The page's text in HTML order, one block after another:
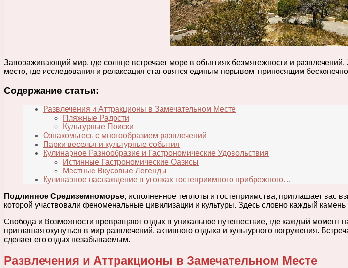
Завораживающий мир, где солнце встречает море в объятиях безмятежности и
место, где исследования и релаксация становятся единым порывом, приносящим
Содержание статьи:
Развлечения и Аттракционы в Замечательном Месте
Пляжные Радости
Культурные Поиски
Ознакомьтесь с многообразием развлечений
Парки веселья и культурные события
Кулинарное Разнообразие и Гастрономические Удовольствия
Истинные Гастрономические Оазисы
Местные Вкусовые Легенды
Кулинарное наслаждение в уголках гостеприимного прибрежного…
Подлинное Средиземноморье, исполненное теплоты и гостеприимства, приглашает вас
которой участвовали феноменальные цивилизации и культуры. Здесь словно каждый
Свобода и Возможности превращают отдых в уникальное путешествие, где каждый момент
приглашая окунуться в мир развлечений, активного отдыха и культурного погружения.
сделает его отдых незабываемым.
Развлечения и Аттракционы в Замечательном Месте